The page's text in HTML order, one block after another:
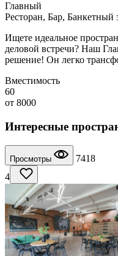
Главный
Ресторан, Бар, Банкетный
Ищете идеальное
деловой встречи? Наш
решение! Он легко
Вместимость
60
от 8000
Интересные
Просмотры
7418
4